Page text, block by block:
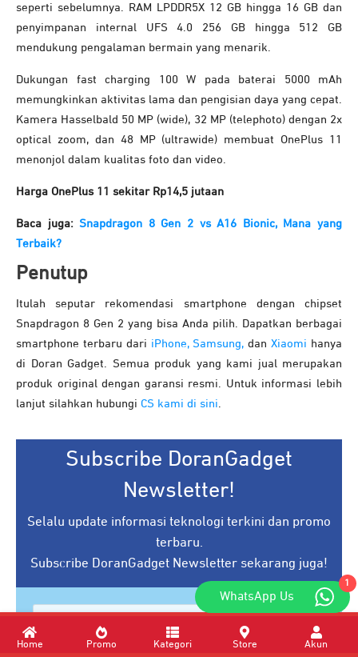
seperti sebelumnya. RAM LPDDR5X 12 GB hingga 16 GB dan
penyimpanan internal UFS 4.0 256 GB hingga 512 GB
mendukung pengalaman bermain yang menarik.
Dukungan fast charging 100 W pada baterai 5000 mAh
memungkinkan aktivitas lama dan pengisian daya yang cepat.
Kamera Hasselbald 50 MP (wide), 32 MP (telephoto) dengan 2x
optical zoom, dan 48 MP (ultrawide) membuat OnePlus 11
menonjol dalam kualitas foto dan video.
Harga OnePlus 11 sekitar Rp14,5 jutaan
Baca juga:Snapdragon 8 Gen 2 vs A16 Bionic, Mana yang
Terbaik?
Penutup
Itulah seputar rekomendasi smartphone dengan chipset
Snapdragon 8 Gen 2 yang bisa Anda pilih. Dapatkan berbagai
smartphone terbaru dari iPhone, Samsung, danXiaomi hanya
di Doran Gadget. Semua produk yang kami jual merupakan
produk original dengan garansi resmi. Untuk informasi lebih
lanjut silahkan hubungi CS kami di sini
Subscribe DoranGadget
Newsletter!
Selalu update informasi teknologi terkini dan promo
terbaru.
Subscribe DoranGadget Newsletter sekarang juga!
1
WhatsApp Us
Home Promo Kategori Store Akun